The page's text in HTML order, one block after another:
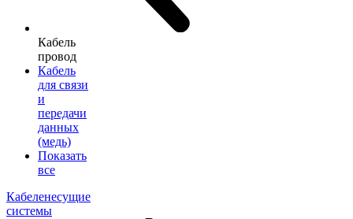
Кабель
провод
Кабель
для связи
и
передачи
данных
(медь)
Показать
все
Кабеленесущие
системы